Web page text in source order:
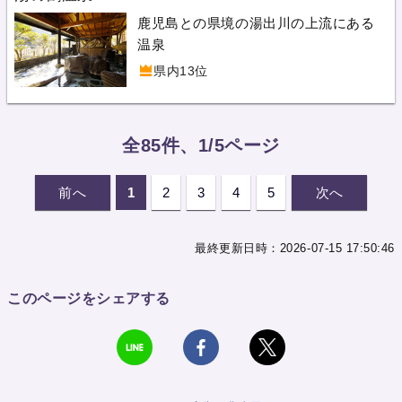
鹿児島との県境の湯出川の上流にある
温泉
県内13位
全85件、1/5ページ
前へ 1 2 3 4 5 次へ
最終更新日時：2026-07-15 17:50:46
このページをシェアする